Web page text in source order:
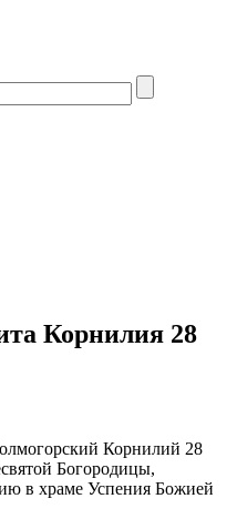
Корнилия 28
Корнилий 28
Богородицы,
в храме Успения Божией